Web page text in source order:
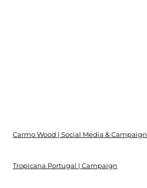
Carmo Wood | Social Media & Campaign
Tropicana Portugal | Campaign